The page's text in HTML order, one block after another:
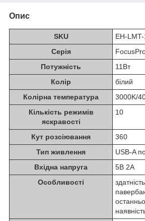
Опис
SKU
EH-
Серія
Потужність
11Вт
Колiр
білий
Колірна температура
3000K/
Кількість режимів
яскравості
10
Кут розсіювання
360
Тип живлення
USB-A
Вхідна напруга
5В 2А
Особливості